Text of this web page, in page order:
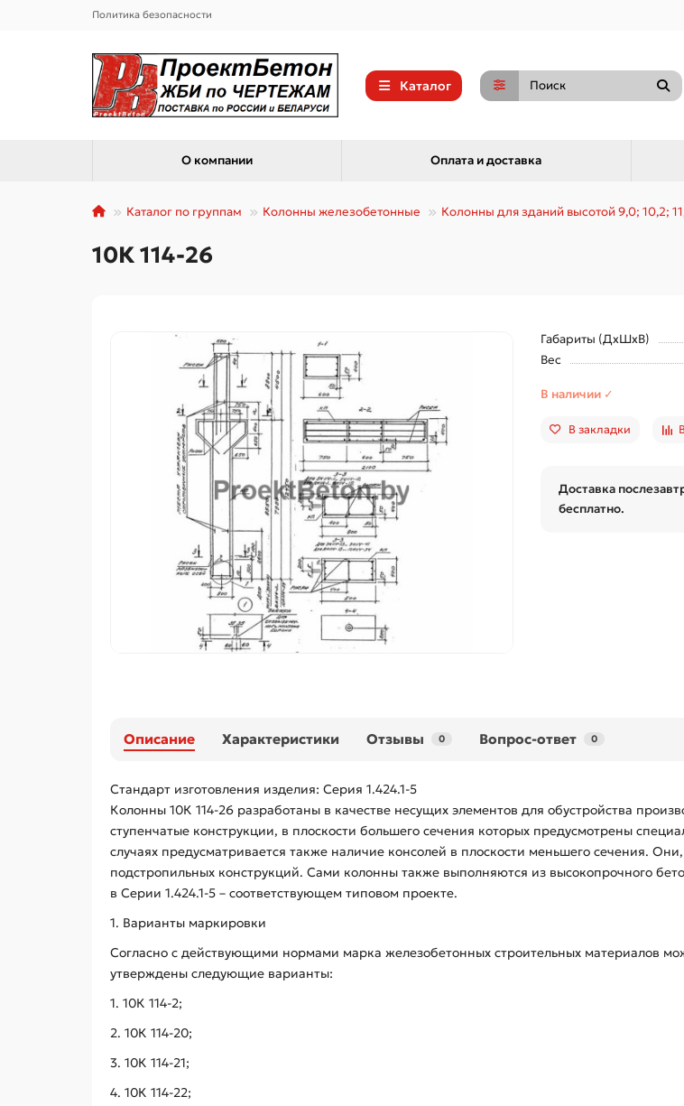
Политика безопасности
Каталог
О компании Оплата и доставка
Каталог по группам Колонны железобетонные Колонны для зданий высотой 9,0; 10,2;
10К 114-26
Габариты (ДхШхВ)
Вес
В наличии ✓
В закладки
Доставка
бесплатно.
Описание Характеристики Отзывы 0 Вопрос-ответ 0
Стандарт изготовления изделия: Серия 1.424.1-5
Колонны 10К 114-26 разработаны в качестве несущих элементов для обустройства
ступенчатые конструкции, в плоскости большего сечения которых предусмотрены
случаях предусматривается также наличие консолей в плоскости меньшего сечения.
подстропильных конструкций. Сами колонны также выполняются из высокопрочного
в Серии 1.424.1-5 – соответствующем типовом проекте.
1. Варианты маркировки
Согласно с действующими нормами марка железобетонных строительных материалов
утверждены следующие варианты:
1. 10К 114-2;
2. 10К 114-20;
3. 10К 114-21;
4. 10К 114-22;